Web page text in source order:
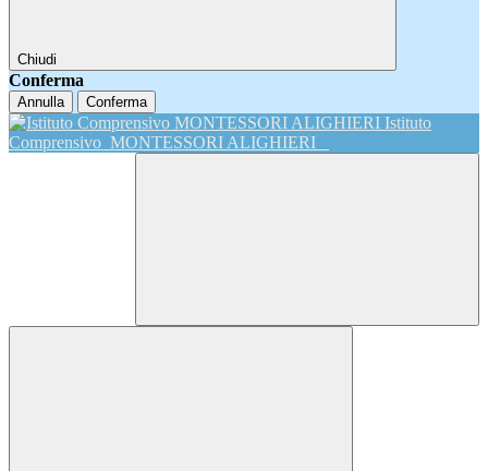
Chiudi
Conferma
Annulla Conferma
Istituto
Comprensivo MONTESSORI ALIGHIERI